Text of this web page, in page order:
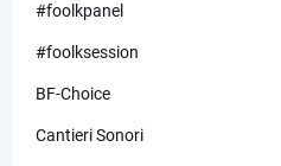
#foolkpanel
#foolksession
BF-Choice
Cantieri Sonori